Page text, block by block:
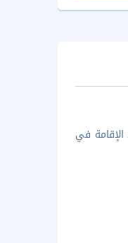
كاكولو. الإقامة في